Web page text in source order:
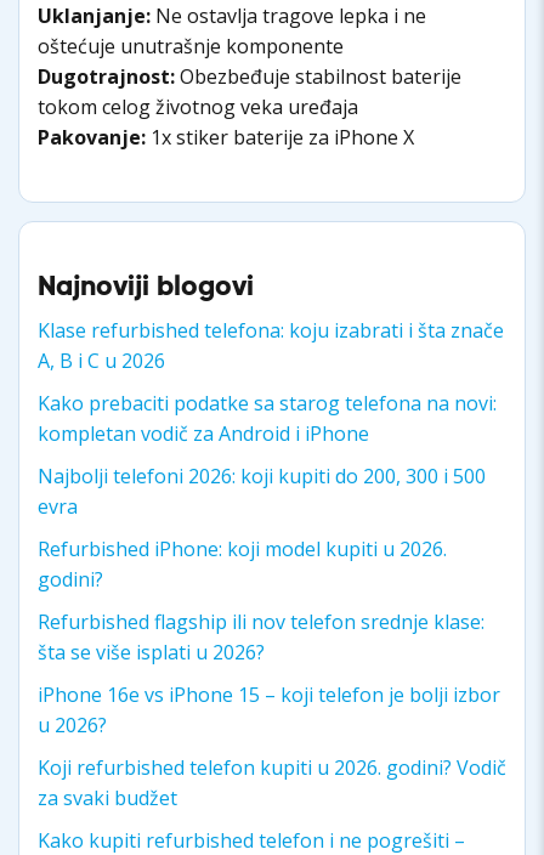
Uklanjanje: Ne ostavlja tragove lepka i ne
oštećuje unutrašnje komponente
Dugotrajnost:Obezbeđuje stabilnost baterije
tokom celog životnog veka uređaja
Pakovanje: 1x stiker baterije za iPhone X
Najnoviji blogovi
Klase refurbished telefona: koju izabrati i šta znače
A, B i C u 2026
Kako prebaciti podatke sa starog telefona na novi:
kompletan vodič za Android i iPhone
Najbolji telefoni 2026: koji kupiti do 200, 300 i 500
evra
Refurbished iPhone: koji model kupiti u 2026.
godini?
Refurbished flagship ili nov telefon srednje klase:
šta se više isplati u 2026?
iPhone 16e vs iPhone 15 – koji telefon je bolji izbor
u 2026?
Koji refurbished telefon kupiti u 2026. godini? Vodič
za svaki budžet
Kako kupiti refurbished telefon i ne pogrešiti –